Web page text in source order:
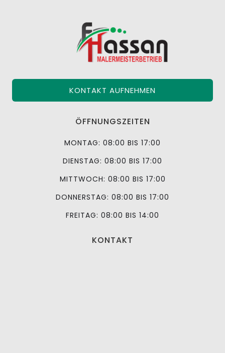
KONTAKT AUFNEHMEN
ÖFFNUNGSZEITEN
MONTAG: 08:00 BIS 17:00
DIENSTAG: 08:00 BIS 17:00
MITTWOCH: 08:00 BIS 17:00
DONNERSTAG: 08:00 BIS 17:00
FREITAG: 08:00 BIS 14:00
KONTAKT